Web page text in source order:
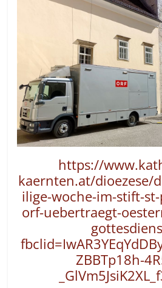
https://
kaernten.at/dioezese/
ilige-woche-im-stift-
orf-uebertraegt-
ZBBTp18h-